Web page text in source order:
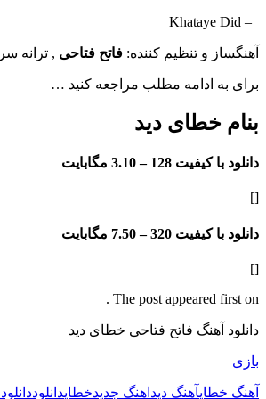
– Khataye Did
آهنگساز و تنظیم کننده: فاتح فتاحی , ترانه
برای به ادامه مطلب مراجعه کنید …
بنام خطای دید
دانلود با کیفیت 128 – 3.10 مگابایت
[]
دانلود با کیفیت 320 – 7.50 مگابایت
[]
The post appeared first on .
دانلود آهنگ فاتح فتاحی خطای دید
بازی
آهنگ خطایآهنگ دید اهنگ جدیدخطایدانلوددانلود mp3